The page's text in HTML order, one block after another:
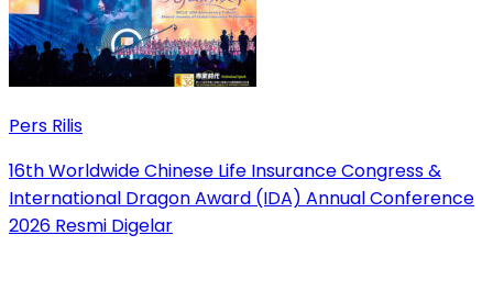
Pers Rilis
16th Worldwide Chinese Life Insurance Congress &
International Dragon Award (IDA) Annual Conference
2026 Resmi Digelar